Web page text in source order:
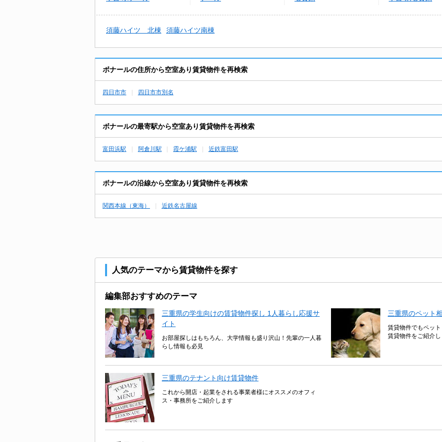
須藤ハイツ 北棟 須藤ハイツ南棟
ボナールの住所から空室あり賃貸物件を再検索
四日市市 四日市市別名
ボナールの最寄駅から空室あり賃貸物件を再検索
富田浜駅 阿倉川駅 霞ケ浦駅 近鉄富田駅
ボナールの沿線から空室あり賃貸物件を再検索
関西本線（東海） 近鉄名古屋線
人気のテーマから賃貸物件を探す
編集部おすすめのテーマ
三重県の学生向けの賃貸物件探し 1人暮らし応援サ
イト
お部屋探しはもちろん、大学情報も盛り沢山！先輩の一人暮
らし情報も必見
三重県のペット
賃貸物件でもペッ
賃貸物件をご紹介
三重県のテナント向け賃貸物件
これから開店・起業をされる事業者様にオススメのオフィ
ス・事務所をご紹介します